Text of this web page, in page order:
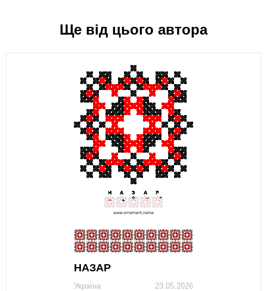
Ще від цього автора
НАЗАР
23.05.2026
Україна